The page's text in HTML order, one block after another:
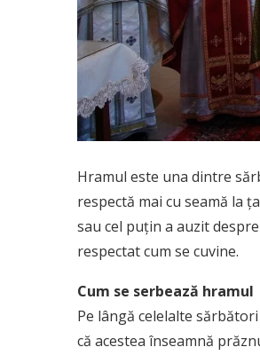
Hramul este una dintre
respectă mai cu seamă la
sau cel puțin a auzit
respectat cum se cuvine.
Cum se serbează hramul
Pe lângă celelalte
că acestea înseamnă